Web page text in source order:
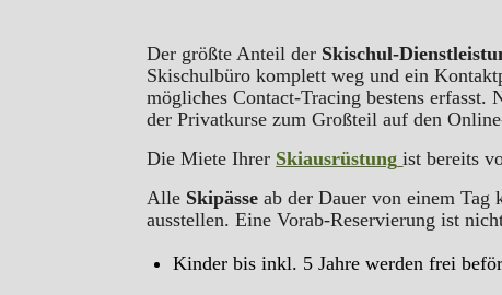
Der größte Anteil der Skischul-
Skischulbüro komplett weg und ein
mögliches Contact-Tracing bestens erfasst.
der Privatkurse zum Großteil auf den
Die Miete Ihrer Skiausrüstung ist bereits
Alle Skipässe ab der Dauer von einem
ausstellen. Eine Vorab-Reservierung ist
Kinder bis inkl. 5 Jahre werden frei